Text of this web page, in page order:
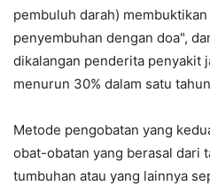
pembuluh darah)
penyembuhan dengan doa",
dikalangan penderita penyakit
menurun 30% dalam satu
Metode pengobatan yang
obat-obatan yang berasal dari
tumbuhan atau yang lainnya